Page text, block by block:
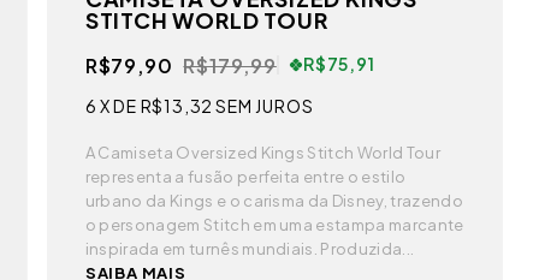
STITCH WORLD TOUR
R$79,90 R$179,99
R$75,91
6 X DE R$13,32 SEM JUROS
A Camiseta Oversized Kings Stitch World Tour
representa a fusão perfeita entre o estilo
urbano da Kings e o carisma da Disney, trazendo
o personagem Stitch em uma estampa marcante
inspirada em turnês mundiais. Produzida...
SAIBA MAIS